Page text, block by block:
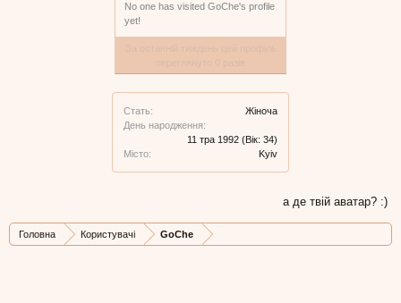
No one has visited GoChe's profile
yet!
Стать:
Жіноча
День народження:
11 тра 1992 (Вік: 34)
Місто:
Kyiv
а де твій аватар? :)
Головна Користувачі GoChe